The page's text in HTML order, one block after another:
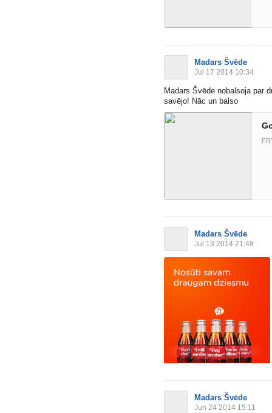
Madars Švēde
Jul 17 2014 10:34
Madars Švēde nobalsoja par
savējo! Nāc un balso
Madars Švēde
Jul 13 2014 21:48
Madars Švēde
Jun 24 2014 15:11